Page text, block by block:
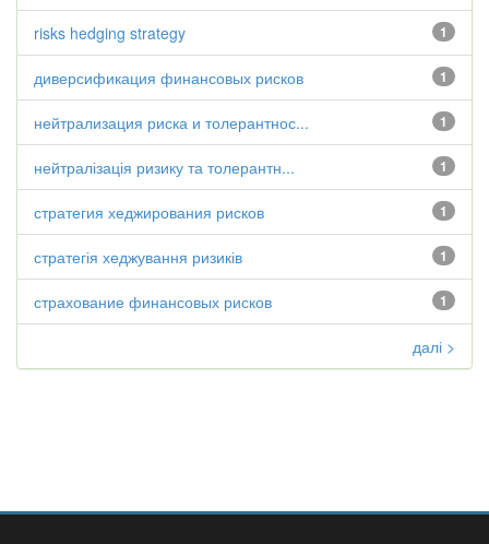
1
risks hedging strategy
1
диверсификация финансовых рисков
1
нейтрализация риска и толерантнос...
1
нейтралізація ризику та толерантн...
1
стратегия хеджирования рисков
1
стратегія хеджування ризиків
1
страхование финансовых рисков
далі >